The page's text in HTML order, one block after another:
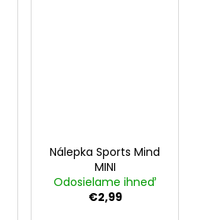
Nálepka Sports Mind
MINI
Odosielame ihneď
€2,99